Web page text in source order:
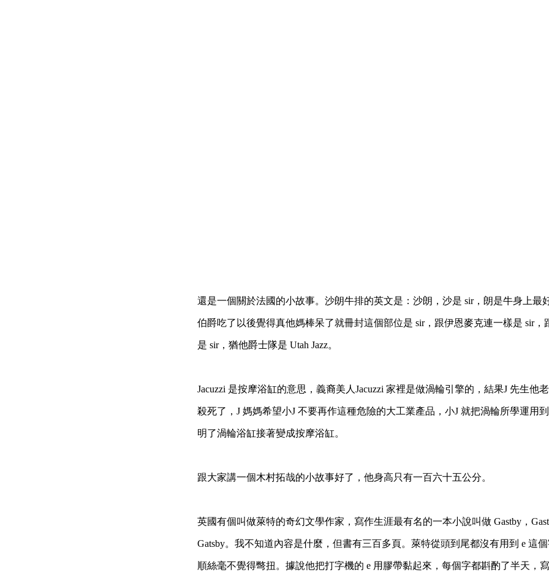
還是一個關於法國的小故事。沙朗牛排的英文是：沙朗，沙是 sir，朗是牛身上最
伯爵吃了以後覺得真他媽棒呆了就冊封這個部位是 sir，跟伊恩麥克連一樣是 sir，
是 sir，猶他爵士隊是 Utah Jazz。
Jacuzzi 是按摩浴缸的意思，義裔美人Jacuzzi 家裡是做渦輪引擎的，結果J 先生他
殺死了，J 媽媽希望小J 不要再作這種危險的大工業產品，小J 就把渦輪所學運用
明了渦輪浴缸接著變成按摩浴缸。
跟大家講一個木村拓哉的小故事好了，他身高只有一百六十五公分。
英國有個叫做萊特的奇幻文學作家，寫作生涯最有名的一本小說叫做 Gastby，Gas
Gatsby。我不知道內容是什麼，但書有三百多頁。 萊特從頭到尾都沒有用到 e 這
順絲毫不覺得彆扭。據說他把打字機的 e 用膠帶黏起來，每個字都斟酌了半天，